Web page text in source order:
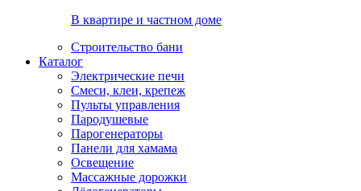
В квартире и частном доме
Строительство бани
Каталог
Электрические печи
Смеси, клеи, крепеж
Пульты управления
Пародушевые
Парогенераторы
Панели для хамама
Освещение
Массажные дорожки